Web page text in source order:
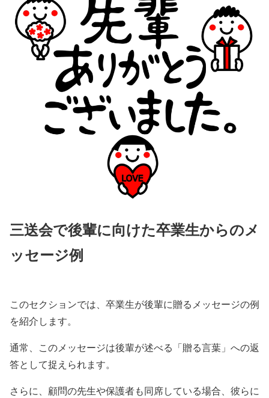
三送会で後輩に向けた卒業生からのメ
ッセージ例
このセクションでは、卒業生が後輩に贈るメッセージの例
を紹介します。
通常、このメッセージは後輩が述べる「贈る言葉」への返
答として捉えられます。
さらに、顧問の先生や保護者も同席している場合、彼らに